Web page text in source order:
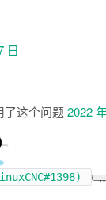
日
了这个问题2022
)